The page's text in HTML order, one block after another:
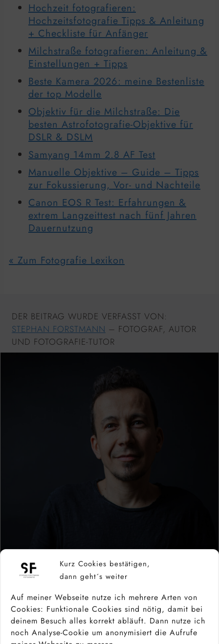
Kurz Cookies bestätigen,
dann geht´s weiter
Auf meiner Webseite nutze ich mehrere Arten von
Cookies: Funktionale Cookies sind nötig, damit bei
deinem Besuch alles korrekt abläuft. Dann nutze ich
noch Analyse-Cookie um anonymisiert die Aufrufe
Hochzeit fotografieren:
Hochzeitsfotografie Tipps & Anleitung
+ Checkliste für Anfänger
Milchstraße fotografieren: Anleitung &
Einstellungen + Tipps
Beste Kamera 2026: meine Bestenliste
der top Modelle
Objektiv für die Milchstraße: Die
besten Astrofotografie-Objektive für
DSLR & DSLM
Samyang 14mm 2.8 AF Test
Manuelle Objektive – Guide – Tipps
zur Fokussierung, Vor- und Nachteile
Canon EOS R Test: Erfahrungen &
extrem Langzeittest nach fünf Jahren
Dauernutzung
« Zum Fotografie Lexikon
DER BEITRAG WURDE VERFASST VON:
STEPHAN FORSTMANN – FOTOGRAF, AUTOR
UND FOTOGRAFIE-TUTOR
Berufsfotograf aus Leidenschaftund
seit über 30 Jahren mit der Kamera
unterwegs. Die letzten 10 davon
professionell.